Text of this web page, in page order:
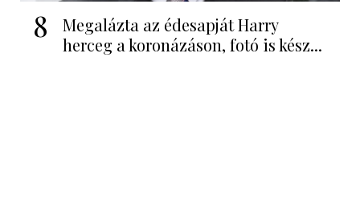
8
Megalázta az édesapját Harry
herceg a koronázáson, fotó is kész...